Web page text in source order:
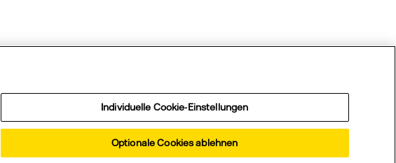
Individuelle Cookie-Einstellungen
Optionale Cookies ablehnen